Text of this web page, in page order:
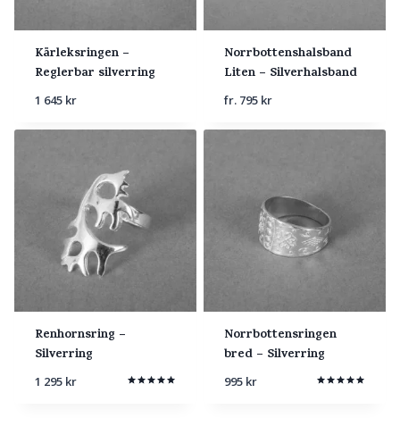
Kärleksringen –
Reglerbar silverring
1 645 kr
Norrbottenshalsband
Liten – Silverhalsband
fr. 795 kr
Renhornsring –
Silverring
1 295 kr
Norrbottensringen
bred – Silverring
995 kr